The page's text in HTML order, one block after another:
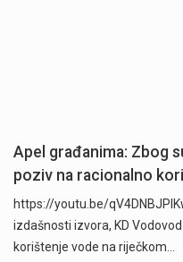
Apel građanima: Zbog
poziv na racionalno
https://youtu.be/
izdašnosti izvora, KD
korištenje vode na riječkom…